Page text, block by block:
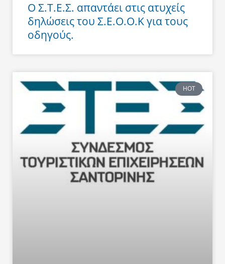
Ο Σ.Τ.Ε.Σ. απαντάει στις ατυχείς
δηλώσεις του Σ.Ε.Ο.Ο.Κ για τους
οδηγούς.
HOT